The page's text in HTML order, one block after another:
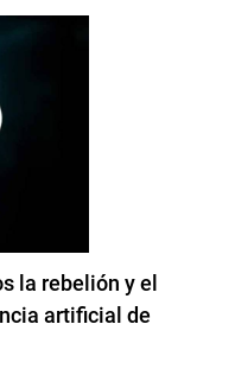
la rebelión y el
artificial de